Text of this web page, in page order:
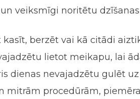
veiksmīgi noritētu
berzēt vai kā citādi
lietot meikapu, lai
dienas nevajadzētu gulēt
mitrām procedūrām,